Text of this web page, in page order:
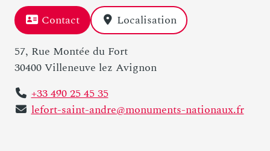
Contact
Localisation
57, Rue Montée du Fort
30400 Villeneuve lez Avignon
+33 490 25 45 35
lefort-saint-andre@monuments-nationaux.fr